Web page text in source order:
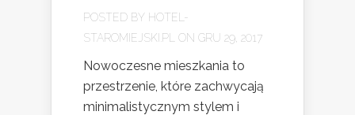
POSTED BY HOTEL-
STAROMIEJSKI.PL
ON GRU 29, 2017
Nowoczesne mieszkania to
przestrzenie, które zachwycają
minimalistycznym stylem i